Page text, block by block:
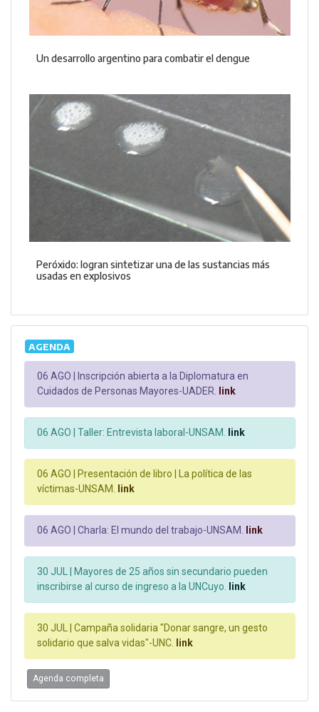
Un desarrollo argentino para combatir el dengue
Peróxido: logran sintetizar una de las sustancias más
usadas en explosivos
AGENDA
06 AGO |
Inscripción abierta a la Diplomatura en
Cuidados de Personas Mayores-UADER. link
06 AGO | Taller: Entrevista laboral-UNSAM. link
06 AGO |
Presentación de libro | La política de las
víctimas-UNSAM. link
06 AGO | Charla: El mundo del trabajo-UNSAM. link
30 JUL |
Mayores de 25 años sin secundario pueden
inscribirse al curso de ingreso a la UNCuyo. link
30 JUL | Campaña solidaria "Donar sangre, un gesto
solidario que salva vidas"-UNC. link
Agenda completa